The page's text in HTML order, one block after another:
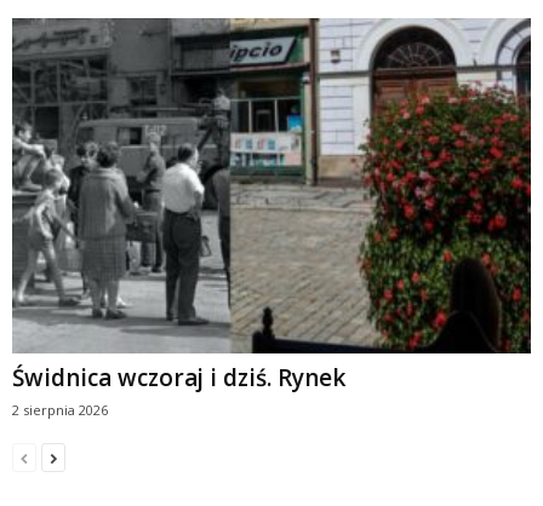
Świdnica wczoraj i dziś. Rynek
2 sierpnia 2026